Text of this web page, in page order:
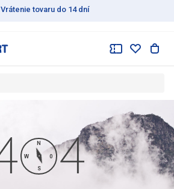
Vrátenie tovaru do 14 dní
N
0
S
W